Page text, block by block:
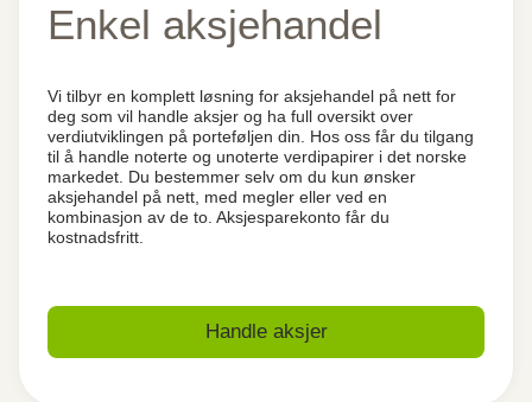
Enkel aksjehandel
Vi tilbyr en komplett løsning for aksjehandel på nett for
deg som vil handle aksjer og ha full oversikt over
verdiutviklingen på porteføljen din. Hos oss får du tilgang
til å handle noterte og unoterte verdipapirer i det norske
markedet. Du bestemmer selv om du kun ønsker
aksjehandel på nett, med megler eller ved en
kombinasjon av de to. Aksjesparekonto får du
kostnadsfritt.
Handle aksjer